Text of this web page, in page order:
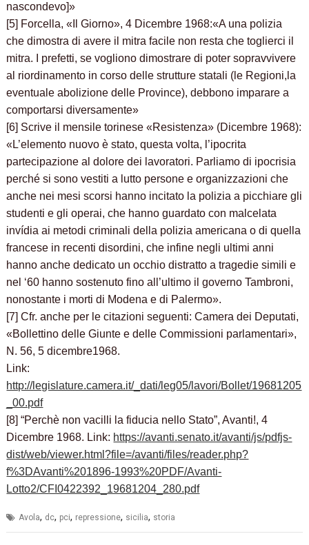
nascondevo]»
[5] Forcella, «Il Giorno», 4 Dicembre 1968:«A una polizia
che dimostra di avere il mitra facile non resta che toglierci il
mitra. I prefetti, se vogliono dimostrare di poter sopravvivere
al riordinamento in corso delle strutture statali (le Regioni,la
eventuale abolizione delle Province), debbono imparare a
comportarsi diversamente»
[6] Scrive il mensile torinese «Resistenza» (Dicembre 1968):
«L’elemento nuovo è stato, questa volta, l’ipocrita
partecipazione al dolore dei lavoratori. Parliamo di ipocrisia
perché si sono vestiti a lutto persone e organizzazioni che
anche nei mesi scorsi hanno incitato la polizia a picchiare gli
studenti e gli operai, che hanno guardato con malcelata
invídia ai metodi criminali della polizia americana o di quella
francese in recenti disordini, che infine negli ultimi anni
hanno anche dedicato un occhio distratto a tragedie simili e
nel ‘60 hanno sostenuto fino all’ultimo il governo Tambroni,
nonostante i morti di Modena e di Palermo».
[7] Cfr. anche per le citazioni seguenti: Camera dei Deputati,
«Bollettino delle Giunte e delle Commissioni parlamentari»,
N. 56, 5 dicembre1968.
Link:
http://legislature.camera.it/_dati/leg05/lavori/Bollet/19681205
_00.pdf
[8] “Perchè non vacilli la fiducia nello Stato”, Avanti!, 4
Dicembre 1968. Link: https://avanti.senato.it/avanti/js/pdfjs-
dist/web/viewer.html?file=/avanti/files/reader.php?
f%3DAvanti%201896-1993%20PDF/Avanti-
Lotto2/CFI0422392_19681204_280.pdf
Avola, dc, pci, repressione, sicilia, storia